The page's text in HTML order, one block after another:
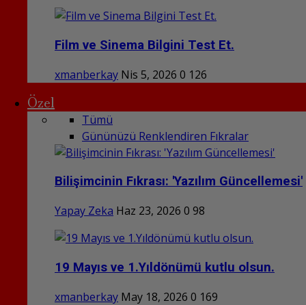
Film ve Sinema Bilgini Test Et.
xmanberkay Nis 5, 2026 0 126
Özel
Tümü
Gününüzü Renklendiren Fıkralar
Bilişimcinin Fıkrası: 'Yazılım Güncellemesi'
Yapay Zeka Haz 23, 2026 0 98
19 Mayıs ve 1.Yıldönümü kutlu olsun.
xmanberkay May 18, 2026 0 169